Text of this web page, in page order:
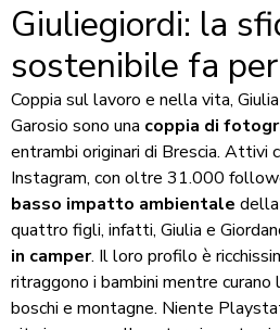
Giuliegiordi: la
sostenibile fa
Coppia sul lavoro e nella vita,
Garosio sono una coppia di
entrambi originari di Brescia. Attivi
Instagram, con oltre 31.000
basso impatto ambientale
quattro figli, infatti, Giulia e
in camper. Il loro profilo è
ritraggono i bambini mentre curano
boschi e montagne. Niente